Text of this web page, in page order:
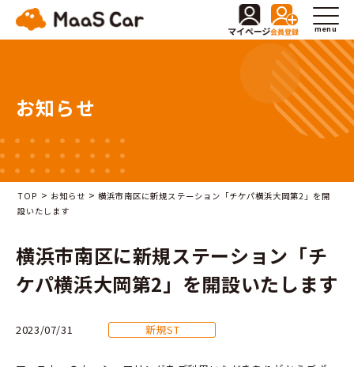
menu
お知らせ
TOP > お知らせ >横浜市南区に新規ステーション「チケパ横浜大岡第2」を開
設いたします
横浜市南区に新規ステーション「チ
ケパ横浜大岡第2」を開設いたします
2023/07/31 新規ST